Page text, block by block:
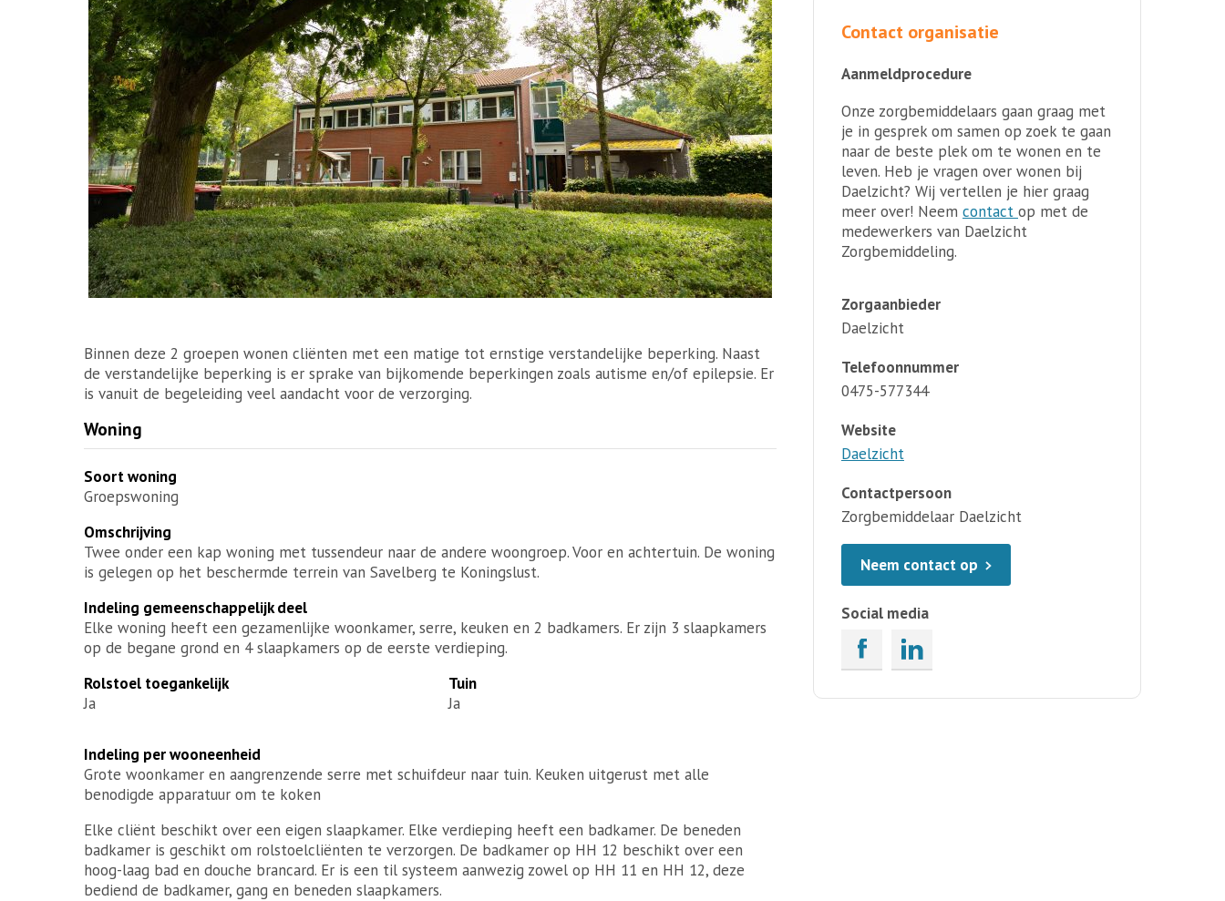
Binnen deze 2 groepen wonen cliënten met een matige tot ernstige verstandelijke beperking. Naast
de verstandelijke beperking is er sprake van bijkomende beperkingen zoals autisme en/of epilepsie. Er
is vanuit de begeleiding veel aandacht voor de verzorging.
Woning
Soort woning
Groepswoning
Omschrijving
Twee onder een kap woning met tussendeur naar de andere woongroep. Voor en achtertuin. De woning
is gelegen op het beschermde terrein van Savelberg te Koningslust.
Indeling gemeenschappelijk deel
Elke woning heeft een gezamenlijke woonkamer, serre, keuken en 2 badkamers. Er zijn 3 slaapkamers
op de begane grond en 4 slaapkamers op de eerste verdieping.
Rolstoel toegankelijk
Ja
Tuin
Ja
Indeling per wooneenheid
Grote woonkamer en aangrenzende serre met schuifdeur naar tuin. Keuken uitgerust met alle
benodigde apparatuur om te koken
Elke cliënt beschikt over een eigen slaapkamer. Elke verdieping heeft een badkamer. De beneden
badkamer is geschikt om rolstoelcliënten te verzorgen. De badkamer op HH 12 beschikt over een
hoog-laag bad en douche brancard. Er is een til systeem aanwezig zowel op HH 11 en HH 12, deze
bediend de badkamer, gang en beneden slaapkamers.
Contact organisatie
Aanmeldprocedure
Onze zorgbemiddelaars gaan graag met
je in gesprek om samen op zoek te gaan
naar de beste plek om te wonen en te
leven. Heb je vragen over wonen bij
Daelzicht? Wij vertellen je hier graag
meer over! Neem contact op met de
medewerkers van Daelzicht
Zorgbemiddeling.
Zorgaanbieder
Daelzicht
Telefoonnummer
0475-577344
Website
Daelzicht
Contactpersoon
Zorgbemiddelaar Daelzicht
Neem contact op
Social media